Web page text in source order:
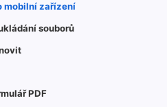
mobilní zařízení
souborů
PDF